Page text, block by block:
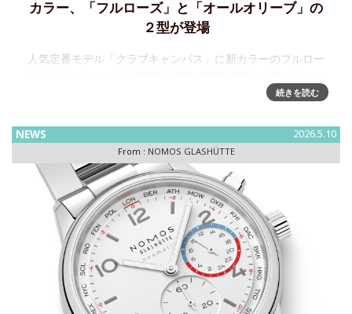
カラー、「フルローズ」と「オールオリーブ」の
２型が登場
人気定番モデル「クラブキャンパス」に新カラーのフルロー
ポーティな「クラブ キャンパス」NOMOS GLASHÜTTE 」の
続きを読む
NEWS 2026.5.10
From : NOMOS GLASHÜTTE